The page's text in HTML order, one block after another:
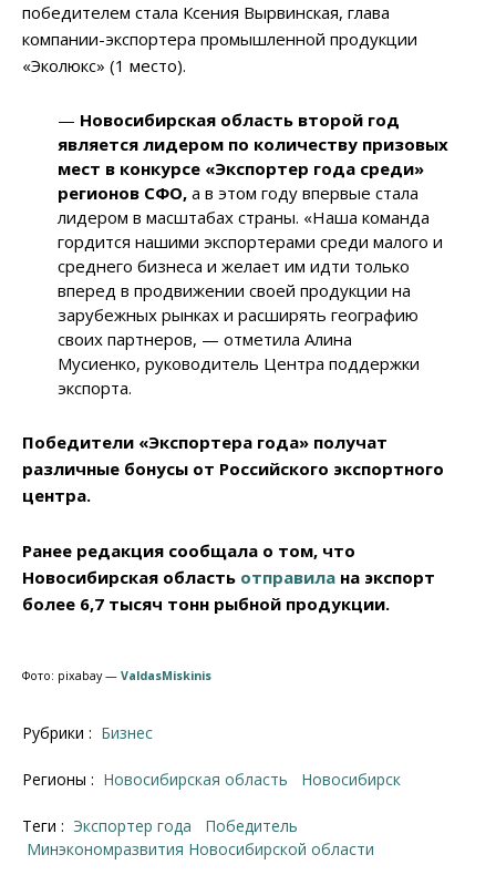
победителем стала Ксения Вырвинская, глава
компании-экспортера промышленной продукции
«Эколюкс» (1 место).
— Новосибирская область второй год
является лидером по количеству призовых
мест в конкурсе «Экспортер года среди»
регионов СФО, а в этом году впервые стала
лидером в масштабах страны. «Наша команда
гордится нашими экспортерами среди малого и
среднего бизнеса и желает им идти только
вперед в продвижении своей продукции на
зарубежных рынках и расширять географию
своих партнеров, — отметила Алина
Мусиенко, руководитель Центра поддержки
экспорта.
Победители «Экспортера года» получат
различные бонусы от Российского экспортного
центра.
Ранее редакция сообщала о том, что
Новосибирская область отправила на экспорт
более 6,7 тысяч тонн рыбной продукции.
Фото: pixabay — ValdasMiskinis
Рубрики : Бизнес
Регионы : Новосибирская область Новосибирск
Теги : экспортер года
победитель
минэкономразвития Новосибирской области